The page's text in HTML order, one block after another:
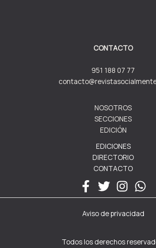
CONTACTO
951 188 07 77
NOSOTROS
SECCIONES
EDICIÓN
EDICIONES
DIRECTORIO
CONTACTO
Aviso de privacidad
Todos los derechos